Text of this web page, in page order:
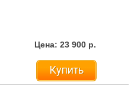
Цена: 23 900 р.
Купить